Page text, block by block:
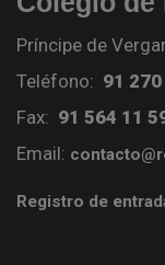
Príncipe de
Teléfono: 91
Fax: 91 564 11
Email:
Registro de